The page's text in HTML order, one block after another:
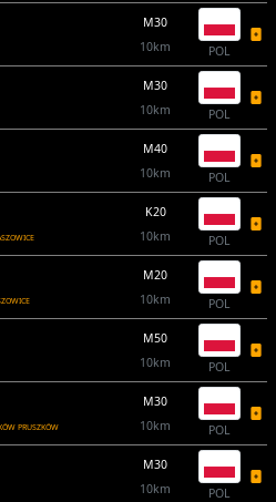
M30
10km
POL
M30
10km
POL
M40
10km
POL
K20
10km
POL
M20
10km
POL
M50
10km
POL
PRUSZKÓW
M30
10km
POL
M30
10km
POL